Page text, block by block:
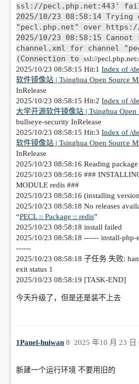
ssl://pecl.php.net:443'
2025/10/23 08:58:14 Trying
"pecl.php.net" over
2025/10/23 08:58:15
channel.xml for channel
(Connection to ssl://
2025/10/23 08:58:15 Hit:1Index of /
软件镜像站 | Tsinghua Open Source
InRelease
2025/10/23 08:58:15 Hit:2Index of /
大学开源软件镜像站 | Tsinghua Open
bullseye-security InRelease
2025/10/23 08:58:15 Hit:3Index of /
软件镜像站 | Tsinghua Open Source
InRelease
2025/10/23 08:58:16 Reading
2025/10/23 08:58:16 ###
MODULE redis ###
2025/10/23 08:58:16 (installing
2025/10/23 08:58:18 No releases
“PECL :: Package :: redis”
2025/10/23 08:58:18 install failed
2025/10/23 08:58:18 ------ install-php-
------
2025/10/23 08:58:18 子任务 失败:
exit status 1
2025/10/23 08:58:19 [TASK-END]
今天升级了，但是还是装不上去
1Panel-huiwan 2025 年10 月 23 日
8
新建一个运行环境 不要用旧的